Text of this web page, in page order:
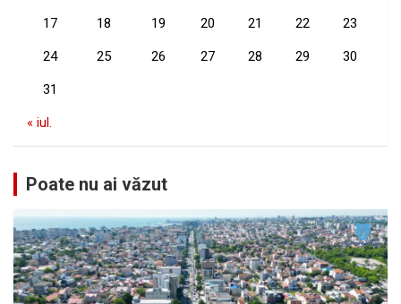
17 18 19 20 21 22 23
24 25 26 27 28 29 30
31
« iul.
Poate nu ai văzut